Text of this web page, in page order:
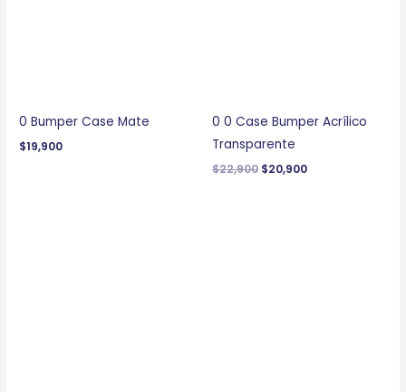
0 Bumper Case Mate
$19,900
0 0 Case Bumper Acrílico
Transparente
$22,900 $20,900